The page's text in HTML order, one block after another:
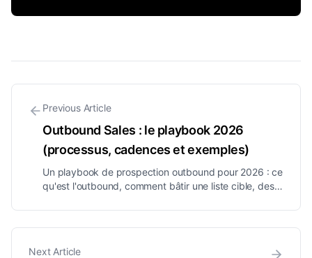
Previous Article
Outbound Sales : le playbook 2026
(processus, cadences et exemples)
Un playbook de prospection outbound pour 2026 : ce
qu'est l'outbound, comment bâtir une liste cible, des
règle des 3-3-3 et les métriques qui comptent.
Next Article